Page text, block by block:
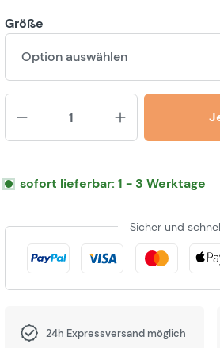
Größe
Option auswählen
sofort lieferbar: 1 - 3 Werktage
Sicher und
24h Expressversand möglich